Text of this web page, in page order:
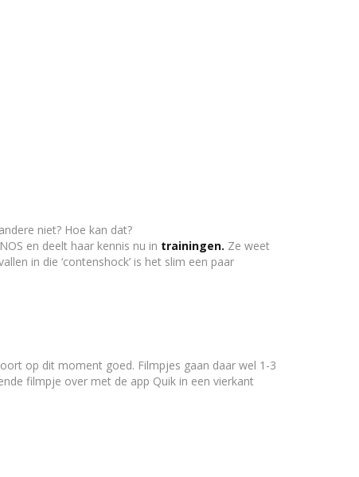
niet? Hoe kan dat?
en deelt haar kennis nu in trainingen. Ze weet
in die ‘contenshock’ is het slim een paar
op dit moment goed. Filmpjes gaan daar wel 1-3
filmpje over met de app Quik in een vierkant